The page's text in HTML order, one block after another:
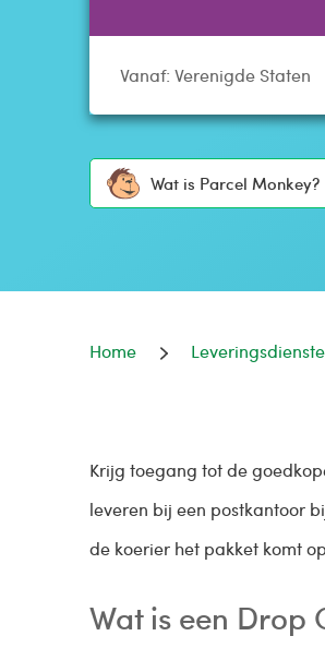
Vanaf: Verenigde Staten
Wat is Parcel Monkey?
Home
Krijg toegang tot de
leveren bij een postkantoor
de koerier het pakket komt
Wat is een Drop